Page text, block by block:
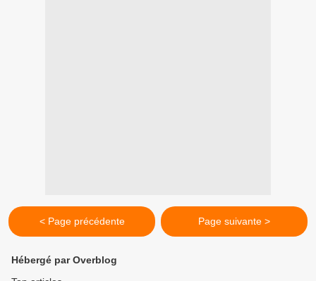
< Page précédente Page suivante >
Hébergé par Overblog